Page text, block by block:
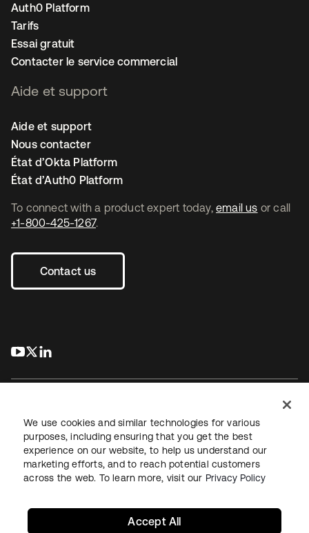
To connect with a product expert today, email us or call
+1-800-425-1267.
Contact us
s’ouvre dans un nouvel onglet
s’ouvre dans un nouvel onglet
Auth0 Platform
Tarifs
Essai gratuit
Contacter le service commercial
Aide et support
Aide et support
Nous contacter
État d’Okta Platform
État d’Auth0 Platform
JuridiquePolitique de confidentialité
Conditions d’utilisation du siteSécuritéPlan du site
Paramètres des cookies
We use cookies and similar technologies for various
purposes, including ensuring that you get the best
experience on our website, to help us understand our
marketing efforts, and to reach potential customers
across the web. To learn more, visit our Privacy Policy
Accept All